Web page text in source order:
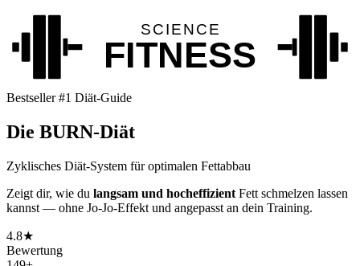
Bestseller #1 Diät-Guide
Die BURN-Diät
Zyklisches Diät-System für optimalen Fettabbau
Zeigt dir, wie du langsam und hocheffizient Fett schmelzen lassen
kannst — ohne Jo-Jo-Effekt und angepasst an dein Training.
4.8★
Bewertung